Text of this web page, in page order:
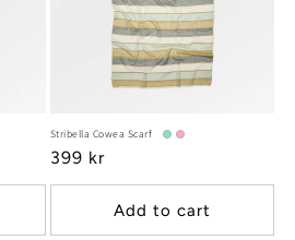
Stribella Cowea Scarf
Regular
price
399 kr
Add to cart